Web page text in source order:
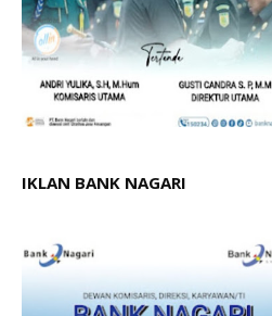
IKLAN BANK NAGARI